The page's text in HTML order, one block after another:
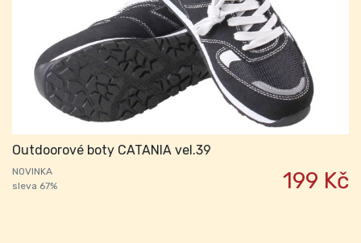
Outdoorové boty CATANIA vel.39
NOVINKA
sleva 67%
199 Kč